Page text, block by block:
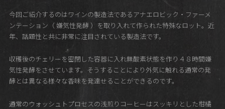
今回ご紹介するのはワインの製造法であるアナエロビック・ファーメ
ンテーション（ 嫌気性発酵 ）を取り入れて作られた特殊なロット。近
年、話題性と共に非常に注目されている製造法です。
収穫後のチェリーを密閉した容器に入れ無酸素状態を作り４８時間嫌
気性発酵をさせています。そうすることにより外気に触れる通常の発
酵とは異なる様々な香味を発達せることができるのです。
通常のウォッシュトプロセスの浅煎りコーヒーはスッキリとした柑橘